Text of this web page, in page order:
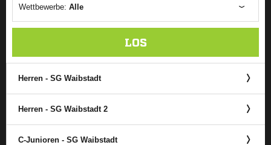
Wettbewerbe: Alle
LOS
Herren - SG Waibstadt
Herren - SG Waibstadt 2
C-Junioren - SG Waibstadt